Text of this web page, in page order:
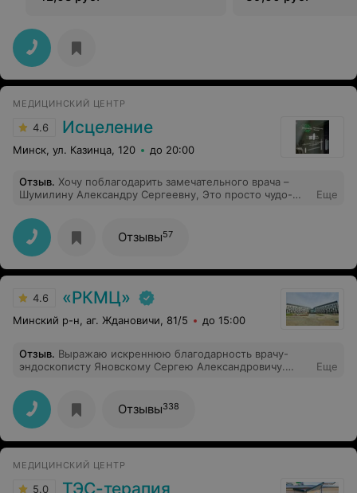
МЕДИЦИНСКИЙ ЦЕНТР
4.6 Исцеление
Минск, ул. Казинца, 120 до 20:00
Отзыв. Хочу поблагодарить замечательного врача –
Шумилину Александру Сергеевну, Это просто чудо-
позитиве,спасибо Вам!)
Еще
Отзывы57
4.6 «РКМЦ»
Минский р-н, аг. Ждановичи, 81/5 до 15:00
Отзыв. Выражаю искреннюю благодарность врачу-
эндоскописту Яновскому Сергею Александровичу.
уверенностью сказать: опытный специалист с хорошей
репутацией, отличной теоретической подготовкой и
положительными отзывами от пациентов. Благодаря
высокому профессионализму Сергей Александрович
проводит обследования качественно, умело и
пациенту, доброжелательность, доступность в
общении. В экстремальной для меня ситуации, когда
Еще
Отзывы338
МЕДИЦИНСКИЙ ЦЕНТР
5.0 ТЭС-терапия